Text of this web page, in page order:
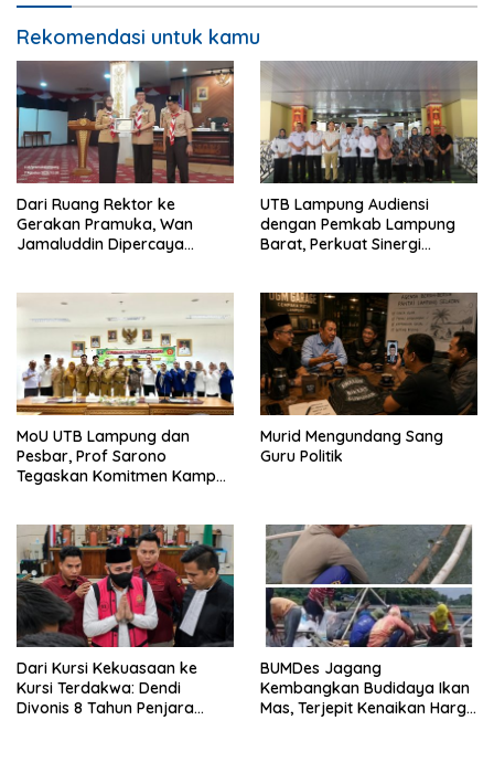
Rekomendasi untuk kamu
Dari Ruang Rektor ke
Gerakan Pramuka, Wan
Jamaluddin Dipercaya
UTB Lampung Audiensi
dengan Pemkab Lampung
Barat, Perkuat Sinergi
MoU UTB Lampung dan
Pesbar, Prof Sarono
Tegaskan Komitmen Kampus
Murid Mengundang Sang
Guru Politik
Dari Kursi Kekuasaan ke
Kursi Terdakwa: Dendi
Divonis 8 Tahun Penjara
BUMDes Jagang
Kembangkan Budidaya Ikan
Mas, Terjepit Kenaikan Harga